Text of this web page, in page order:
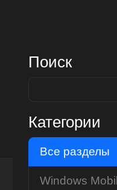
Поиск
Категории
Все разделы
Windows